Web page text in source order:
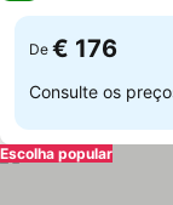
De € 176
Consulte os
Escolha popular